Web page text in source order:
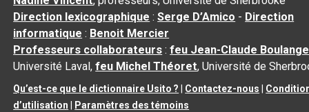
Direction lexicographique :Serge D’Amico - Direction
informatique : Benoit Mercier
Professeurs collaborateurs :feu Jean-Claude
Université Laval,feu Michel Théoret, Université de
Qu’est-ce que le dictionnaire Usito ? Contactez-nous
d’utilisation
Paramètres des témoins